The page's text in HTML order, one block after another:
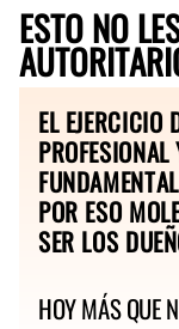
ESTO NO
EL EJERCICIO
POR ESO
SER LOS
HOY MÁS QUE